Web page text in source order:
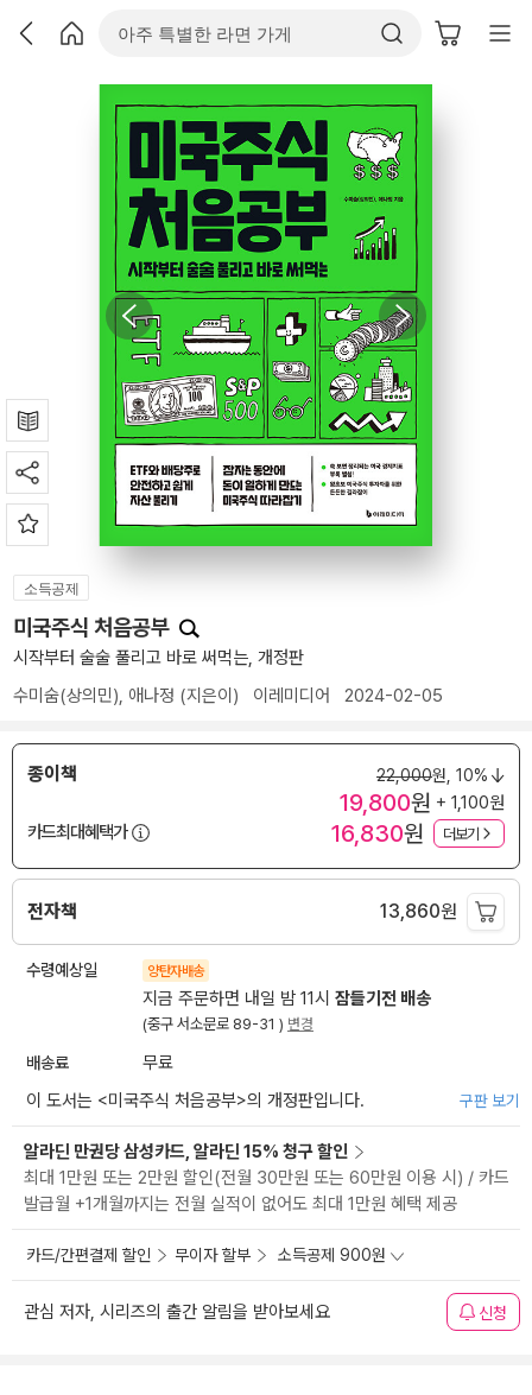
소득공제
미국주식 처음공부
시작부터 술술 풀리고 바로 써먹는, 개정판
수미숨(상의민), 애나정 (지은이) 이레미디어 2024-02-05
종이책 22,000원, 10%
19,800원 + 1,100원
카드최대혜택가
16,830원 더보기
전자책 13,860원
수령예상일 양탄자배송
지금 주문하면 내일 밤 11시 잠들기전 배송
(중구 서소문로 89-31 ) 변경
배송료
무료
이 도서는 <미국주식 처음공부>의 개정판입니다. 구판 보기
알라딘 만권당 삼성카드, 알라딘 15% 청구 할인
최대 1만원 또는 2만원 할인(전월 30만원 또는 60만원 이용 시) / 카드
발급월 +1개월까지는 전월 실적이 없어도 최대 1만원 혜택 제공
카드/간편결제 할인 무이자 할부 소득공제 900원
관심 저자, 시리즈의 출간 알림을 받아보세요 신청